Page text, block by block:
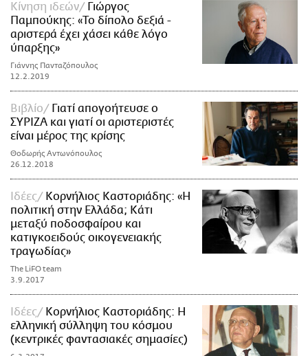
Κίνηση ιδεών
Γιώργος
Παμπούκης: «Το δίπολο δεξιά -
αριστερά έχει χάσει κάθε λόγο
ύπαρξης»
Γιάννης Πανταζόπουλος
12.2.2019
Βιβλίο
Γιατί απογοήτευσε ο
ΣΥΡΙΖΑ και γιατί οι αριστεριστές
είναι μέρος της κρίσης
Θοδωρής Αντωνόπουλος
26.12.2018
Ιδέες
Κορνήλιος Καστοριάδης: «Η
πολιτική στην Ελλάδα; Κάτι
μεταξύ ποδοσφαίρου και
κατιγκοειδούς οικογενειακής
τραγωδίας»
The LiFO team
3.9.2017
Ιδέες
Κορνήλιος Καστοριάδης: Η
ελληνική σύλληψη του κόσμου
(κεντρικές φαντασιακές σημασίες)